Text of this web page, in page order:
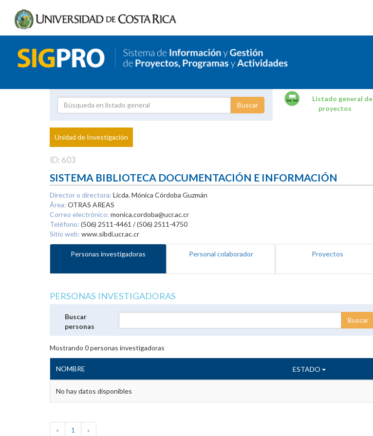
Proyecto
Investigador
Listado general de
proyectos
Unidad de Investigación
ID: 603
SISTEMA BIBLIOTECA DOCUMENTACIÓN E INFORMACIÓN
Director o directora: Licda. Mónica Córdoba Guzmán
Área: OTRAS AREAS
Correo electrónico: monica.cordoba@ucr.ac.cr
Teléfono: (506) 2511-4461 / (506) 2511-4750
Sitio web: www.sibdi.ucr.ac.cr
Personas investigadoras Personal colaborador Proyectos
PERSONAS INVESTIGADORAS
Buscar
personas
Mostrando 0personas investigadoras
NOMBRE ESTADO
No hay datos disponibles
« 1 »